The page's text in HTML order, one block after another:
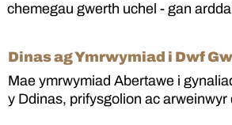
chemegau gwerth uchel - gan
Dinas ag Ymrwymiad i Dwf
Mae ymrwymiad Abertawe i
y Ddinas, prifysgolion ac